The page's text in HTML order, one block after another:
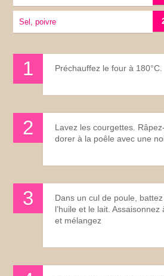
Sel, poivre
Préchauffez le four à 180°C.
Lavez les courgettes.
dorer à la poêle avec une
Dans un cul de poule,
l’huile et le lait.
et mélangez